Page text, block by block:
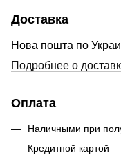
Доставка
Нова пошта по
Подробнее о
Оплата
Наличными при
Кредитной картой